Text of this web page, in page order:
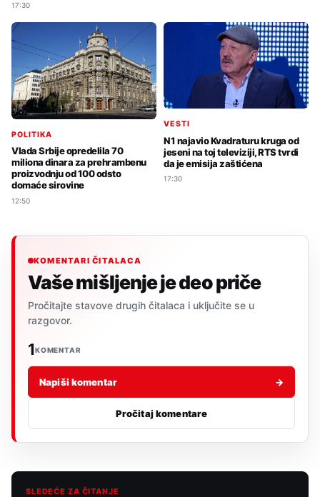
17:30
POLITIKA
Vlada Srbije opredelila 70
miliona dinara za prehrambenu
proizvodnju od 100 odsto
domaće sirovine
12:50
VESTI
N1 najavio Kvadraturu kruga od
jeseni na toj televiziji, RTS tvrdi
da je emisija zaštićena
17:30
KOMENTARI ČITALACA
Vaše mišljenje je deo priče
Pročitajte stavove drugih čitalaca i uključite se u
razgovor.
1KOMENTAR
Napiši komentar →
Pročitaj komentare
SLEDEĆE ZA ČITANJE